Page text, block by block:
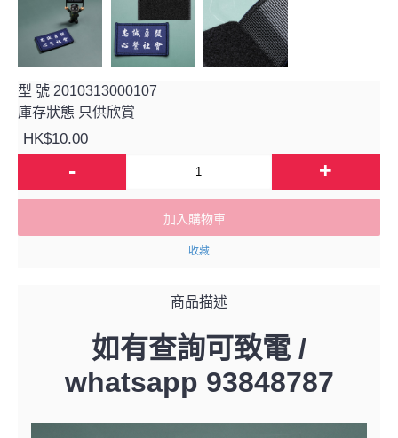
型 號 2010313000107
庫存狀態 只供欣賞
HK$10.00
- +
加入購物車
收藏
商品描述
如有查詢可致電 /
whatsapp 93848787